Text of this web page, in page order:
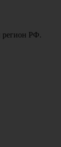
регион РФ.